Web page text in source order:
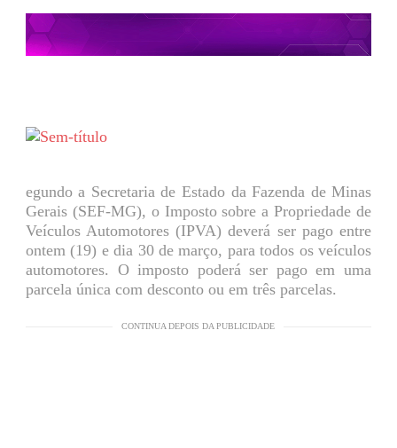
egundo a Secretaria de Estado da Fazenda de Minas
Gerais (SEF-MG), o Imposto sobre a Propriedade de
Veículos Automotores (IPVA) deverá ser pago entre
ontem (19) e dia 30 de março, para todos os veículos
automotores. O imposto poderá ser pago em uma
parcela única com desconto ou em três parcelas.
CONTINUA DEPOIS DA PUBLICIDADE